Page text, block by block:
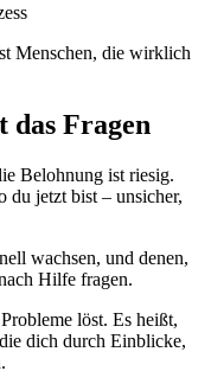
Menschen, die wirklich
das Fragen
Belohnung ist riesig.
du jetzt bist – unsicher,
wachsen, und denen,
Hilfe fragen.
löst. Es heißt,
dich durch Einblicke,